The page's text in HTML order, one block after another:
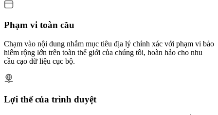
Phạm vi toàn cầu
Chạm vào nội dung nhắm mục tiêu địa lý chính xác với phạm vi bảo
hiểm rộng lớn trên toàn thế giới của chúng tôi, hoàn hảo cho nhu
cầu cạo dữ liệu cục bộ.
Lợi thế của trình duyệt